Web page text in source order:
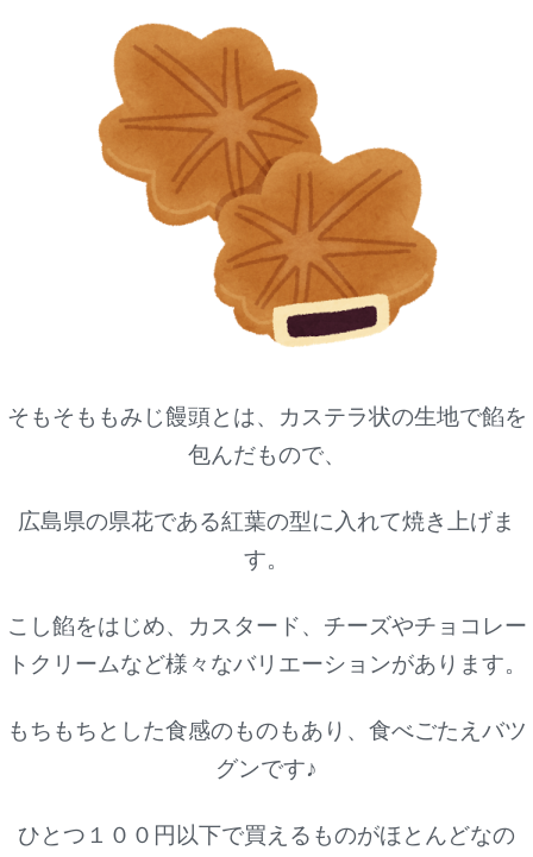
そもそももみじ饅頭とは、カステラ状の生地で餡を
包んだもので、
広島県の県花である紅葉の型に入れて焼き上げま
す。
こし餡をはじめ、カスタード、チーズやチョコレー
トクリームなど様々なバリエーションがあります。
もちもちとした食感のものもあり、食べごたえバツ
グンです♪
ひとつ１００円以下で買えるものがほとんどなの